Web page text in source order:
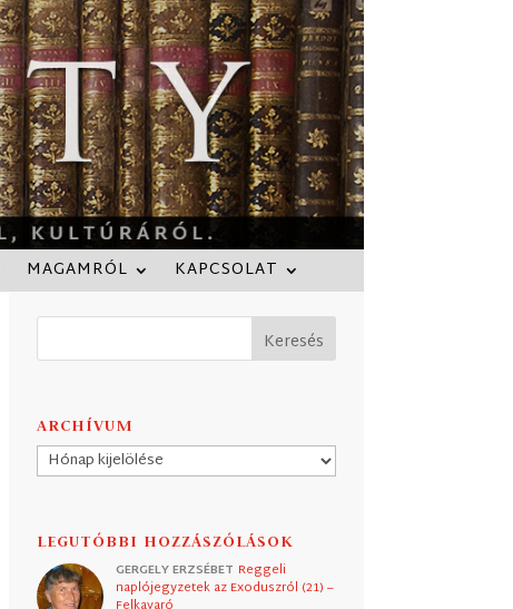
MAGAMRÓL KAPCSOLAT
ARCHÍVUM
Archívum
LEGUTÓBBI HOZZÁSZÓLÁSOK
GERGELY ERZSÉBET Reggeli
naplójegyzetek az Exoduszról (21) –